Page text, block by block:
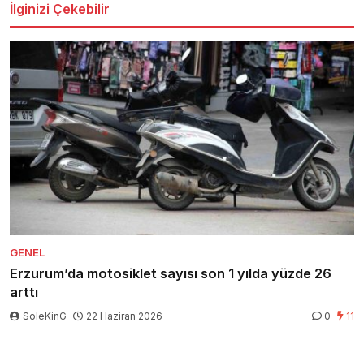
İlginizi Çekebilir
GENEL
Erzurum’da motosiklet sayısı son 1 yılda yüzde 26
arttı
SoleKinG 22 Haziran 2026 0 11